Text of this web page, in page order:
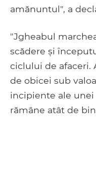
amănuntul", a
"Jgheabul
scădere și
ciclului de afaceri.
de obicei sub
incipiente ale
rămâne atât de